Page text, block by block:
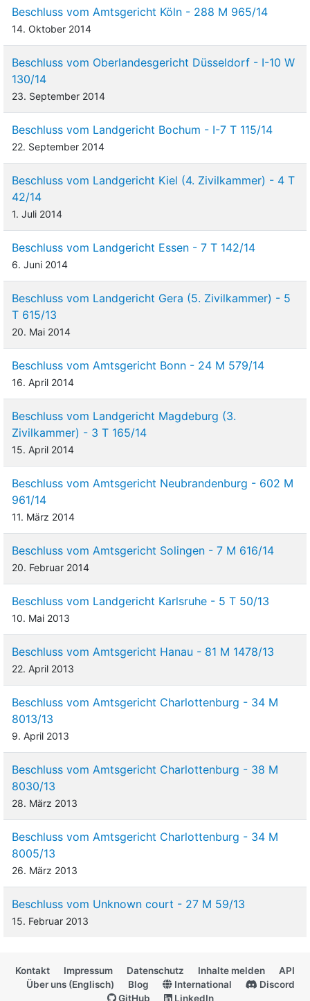
Beschluss vom Amtsgericht Köln - 288 M 965/14
14. Oktober 2014
Beschluss vom Oberlandesgericht Düsseldorf - I-10 W
130/14
23. September 2014
Beschluss vom Landgericht Bochum - I-7 T 115/14
22. September 2014
Beschluss vom Landgericht Kiel (4. Zivilkammer) - 4 T
42/14
1. Juli 2014
Beschluss vom Landgericht Essen - 7 T 142/14
6. Juni 2014
Beschluss vom Landgericht Gera (5. Zivilkammer) - 5
T 615/13
20. Mai 2014
Beschluss vom Amtsgericht Bonn - 24 M 579/14
16. April 2014
Beschluss vom Landgericht Magdeburg (3.
Zivilkammer) - 3 T 165/14
15. April 2014
Beschluss vom Amtsgericht Neubrandenburg - 602 M
961/14
11. März 2014
Beschluss vom Amtsgericht Solingen - 7 M 616/14
20. Februar 2014
Beschluss vom Landgericht Karlsruhe - 5 T 50/13
10. Mai 2013
Beschluss vom Amtsgericht Hanau - 81 M 1478/13
22. April 2013
Beschluss vom Amtsgericht Charlottenburg - 34 M
8013/13
9. April 2013
Beschluss vom Amtsgericht Charlottenburg - 38 M
8030/13
28. März 2013
Beschluss vom Amtsgericht Charlottenburg - 34 M
8005/13
26. März 2013
Beschluss vom Unknown court - 27 M 59/13
15. Februar 2013
Kontakt Impressum Datenschutz Inhalte melden
API
Über uns (Englisch)
Blog International
Discord
GitHub
LinkedIn